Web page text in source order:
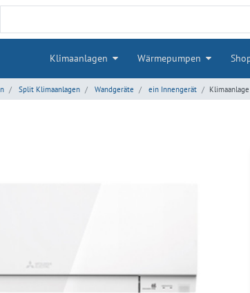
Klimaanlagen Wärmepumpen
Split Klimaanlagen Wandgeräte ein Innengerät